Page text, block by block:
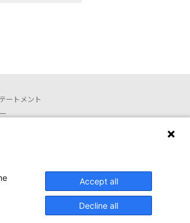
ートメント
(translated by machine)Accept all
Decline all